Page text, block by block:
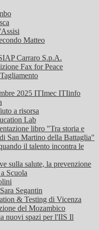
Matteo
Carraro S.p.A.
Fax for Peace
2025 ITImec ITIinfo
a risorsa
Lab
libro "Tra storia e
San Martino della Battaglia"
il talento incontra le
sulla salute, la prevenzione
Scuola
Segantin
& Testing di Vicenza
del Mozambico
nuovi spazi per l'IIS Il